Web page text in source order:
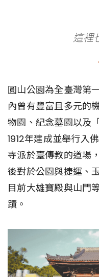
這裡
圓山公園為全臺灣第
內曾有豐富且多元的
物園、紀念墓園以及
1912年建成並舉行入
寺派於臺傳教的道場
後對於公園與捷運、
目前大雄寶殿與山門
蹟。